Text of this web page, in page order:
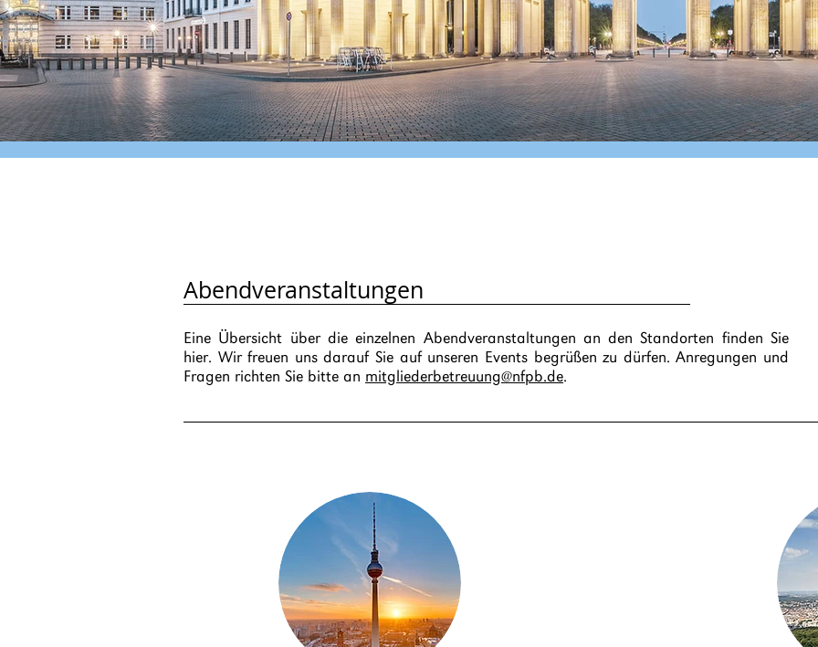
Abendveranstaltungen
Eine Übersicht über die einzelnen Abendveranstaltungen an den Standorten finden Sie
hier. Wir freuen uns darauf Sie auf unseren Events begrüßen zu dürfen. Anregungen und
Fragen richten Sie bitte an mitgliederbetreuung@nfpb.de.